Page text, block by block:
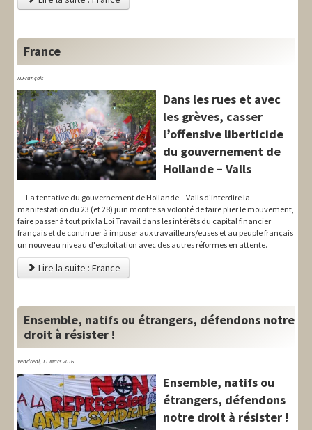
France
N.François
Dans les rues et avec
les grèves, casser
l’offensive liberticide
du gouvernement de
Hollande – Valls
La tentative du gouvernement de Hollande – Valls d'interdire la
manifestation du 23 (et 28) juin montre sa volonté de faire plier le mouvement,
faire passer à tout prix la Loi Travail dans les intérêts du capital financier
français et de continuer à imposer aux travailleurs/euses et au peuple français
un nouveau niveau d'exploitation avec des autres réformes en attente.
Lire la suite : France
Ensemble, natifs ou étrangers, défendons notre
droit à résister !
Vendredi, 11 Mars 2016
Ensemble, natifs ou
étrangers, défendons
notre droit à résister !